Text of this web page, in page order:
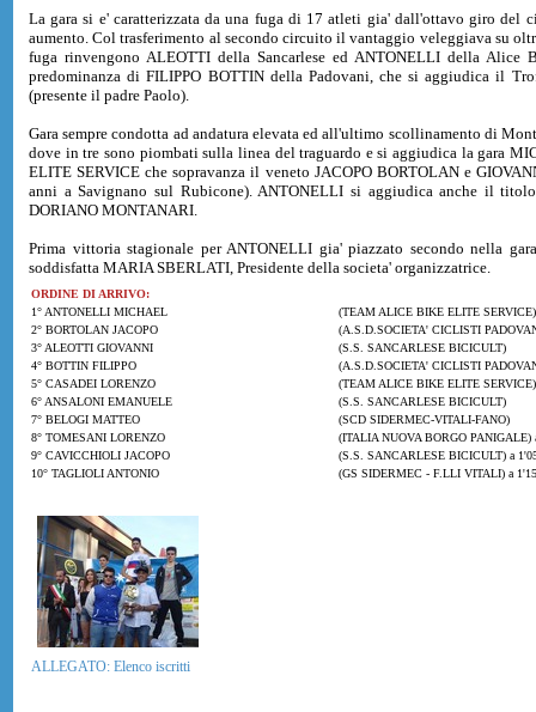
La gara si e' caratterizzata da una fuga di 17 atleti gia' dall'ottavo giro del
aumento. Col trasferimento al secondo circuito il vantaggio veleggiava su
fuga rinvengono ALEOTTI della Sancarlese ed ANTONELLI della
predominanza di FILIPPO BOTTIN della Padovani, che si aggiudica il
(presente il padre Paolo).
Gara sempre condotta ad andatura elevata ed all'ultimo scollinamento di
dove in tre sono piombati sulla linea del traguardo e si aggiudica la gara
ELITE SERVICE che sopravanza il veneto JACOPO BORTOLAN e
anni a Savignano sul Rubicone). ANTONELLI si aggiudica anche il
DORIANO MONTANARI.
Prima vittoria stagionale per ANTONELLI gia' piazzato secondo nella
soddisfatta MARIA SBERLATI, Presidente della societa' organizzatrice.
ORDINE DI ARRIVO:
1° ANTONELLI MICHAEL
(TEAM ALICE BIKE ELITE SERVICE)
2° BORTOLAN JACOPO
(A.S.D.SOCIETA' CICLISTI
3° ALEOTTI GIOVANNI
(S.S. SANCARLESE BICICULT)
4° BOTTIN FILIPPO
(A.S.D.SOCIETA' CICLISTI
5° CASADEI LORENZO
(TEAM ALICE BIKE ELITE
6° ANSALONI EMANUELE
(S.S. SANCARLESE BICICULT)
7° BELOGI MATTEO
(SCD SIDERMEC-VITALI-FANO)
8° TOMESANI LORENZO
(ITALIA NUOVA BORGO PANIGALE)
9° CAVICCHIOLI JACOPO
(S.S. SANCARLESE BICICULT) a
10° TAGLIOLI ANTONIO
(GS SIDERMEC - F.LLI VITALI) a
ALLEGATO: Elenco iscritti